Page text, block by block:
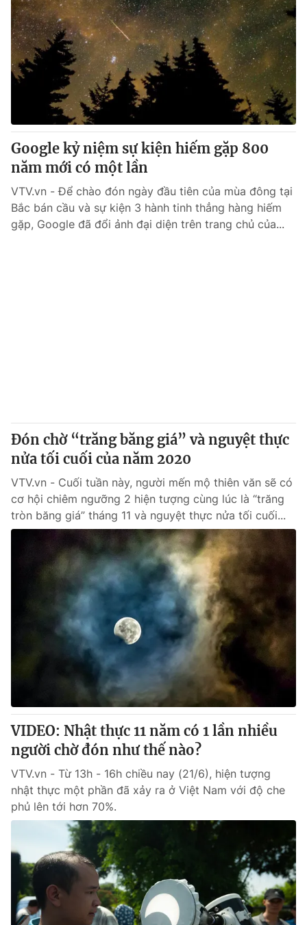
Google kỷ niệm sự kiện hiếm gặp 800
năm mới có một lần
VTV.vn - Để chào đón ngày đầu tiên của mùa đông tại
Bắc bán cầu và sự kiện 3 hành tinh thẳng hàng hiếm
gặp, Google đã đổi ảnh đại diện trên trang chủ của...
Đón chờ “trăng băng giá” và nguyệt thực
nửa tối cuối của năm 2020
VTV.vn - Cuối tuần này, người mến mộ thiên văn sẽ có
cơ hội chiêm ngưỡng 2 hiện tượng cùng lúc là “trăng
tròn băng giá” tháng 11 và nguyệt thực nửa tối cuối...
VIDEO: Nhật thực 11 năm có 1 lần nhiều
người chờ đón như thế nào?
VTV.vn - Từ 13h - 16h chiều nay (21/6), hiện tượng
nhật thực một phần đã xảy ra ở Việt Nam với độ che
phủ lên tới hơn 70%.